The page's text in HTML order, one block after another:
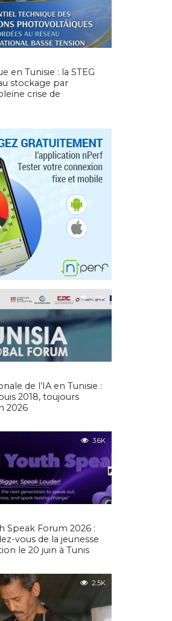
en Tunisie : la STEG
stockage par
crise de
4.9K
de l’IA en Tunisie :
2018, toujours
2026
3.6K
Speak Forum 2026 :
vous de la jeunesse
le 20 juin à Tunis
2.5K